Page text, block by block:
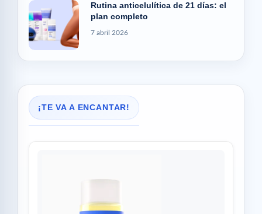
Rutina anticelulítica de 21 días: el
plan completo
7 abril 2026
¡TE VA A ENCANTAR!